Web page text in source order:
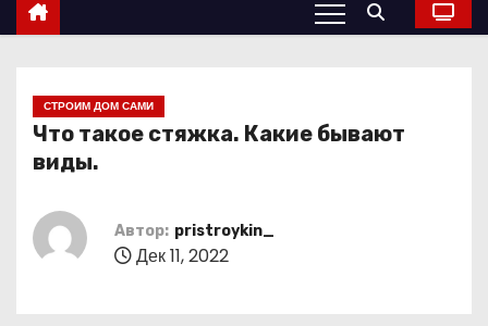
СТРОИМ ДОМ САМИ
Что такое стяжка. Какие бывают
виды.
Автор: pristroykin_
Дек 11, 2022